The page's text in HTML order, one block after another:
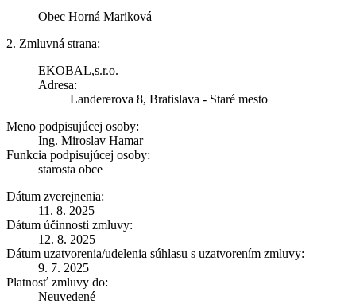
Obec Horná Mariková
2. Zmluvná strana:
EKOBAL,s.r.o.
Adresa:
Landererova 8, Bratislava - Staré mesto
Meno podpisujúcej osoby:
Ing. Miroslav Hamar
Funkcia podpisujúcej osoby:
starosta obce
Dátum zverejnenia:
11. 8. 2025
Dátum účinnosti zmluvy:
12. 8. 2025
Dátum uzatvorenia/udelenia súhlasu s uzatvorením zmluvy:
9. 7. 2025
Platnosť zmluvy do:
Neuvedené